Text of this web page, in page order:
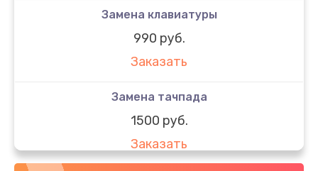
Замена клавиатуры
990 руб.
Заказать
Замена тачпада
1500 руб.
Заказать